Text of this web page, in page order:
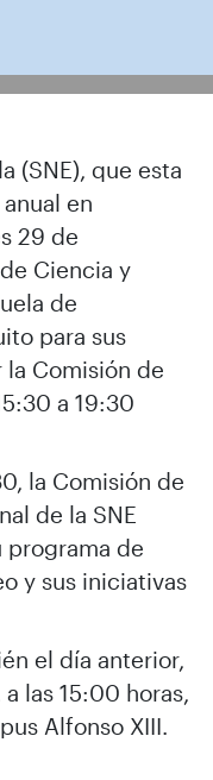
(SNE), que esta
en
29 de
Ciencia y
de
para sus
Comisión de
a 19:30
la Comisión de
de la SNE
programa de
y sus iniciativas
el día anterior,
las 15:00 horas,
Alfonso XIII.